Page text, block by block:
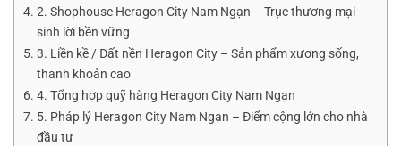
2. Shophouse Heragon City Nam Ngạn – Trục thương mại
sinh lời bền vững
3. Liền kề / Đất nền Heragon City – Sản phẩm xương sống,
thanh khoản cao
4. Tổng hợp quỹ hàng Heragon City Nam Ngạn
5. Pháp lý Heragon City Nam Ngạn – Điểm cộng lớn cho nhà
đầu tư